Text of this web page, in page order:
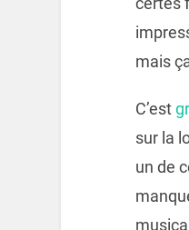
mais
C’est
sur la
un de